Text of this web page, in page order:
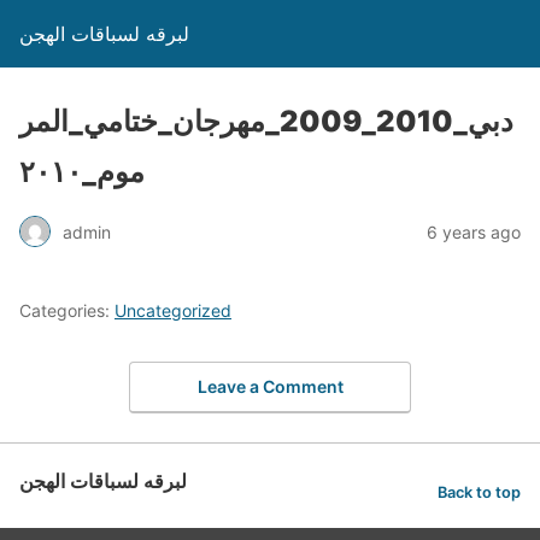
لبرقه لسباقات الهجن
دبي_2010_2009_مهرجان_ختامي_المر
موم_٢٠١٠
admin 6 years ago
Categories: Uncategorized
Leave a Comment
لبرقه لسباقات الهجن Back to top